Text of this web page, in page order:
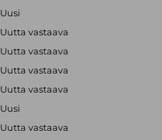
Uusi
Uutta vastaava
Uutta vastaava
Uutta vastaava
Uutta vastaava
Uusi
Uutta vastaava